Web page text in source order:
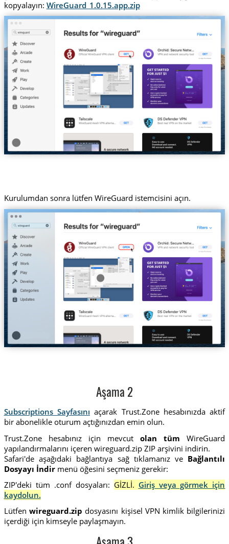
kopyalayın: WireGuard_1.0.15.app.zip
Kurulumdan sonra lütfen WireGuard istemcisini açın.
Aşama 2
Subscriptions Sayfasını açarak Trust.Zone hesabınızda aktif
bir abonelikle oturum açtığınızdan emin olun.
Trust.Zone hesabınız için mevcutolan tüm WireGuard
yapılandırmalarını içeren wireguard.zip ZIP arşivini indirin.
Safari'de aşağıdaki bağlantıya sağ tıklamanız ve Bağlantılı
Dosyayı İndirmenü öğesini seçmeniz gerekir:
ZIP'deki tüm .conf dosyaları: GİZLİ. Giriş veya görmek için
kaydolun.
Lütfen wireguard.zip dosyasını kişisel VPN kimlik bilgilerinizi
içerdiği için kimseyle paylaşmayın.